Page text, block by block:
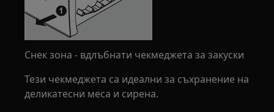
Снек зона - вдлъбнати чекмеджета за закуски
Тези чекмеджета са идеални за съхранение на
деликатесни меса и сирена.